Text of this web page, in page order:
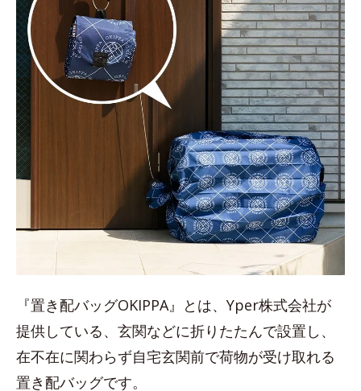
『置き配バッグOKIPPA』とは、Yper株式会社が
提供している、玄関などに折りたたんで設置し、
在不在に関わらず自宅玄関前で荷物が受け取れる
置き配バッグです。